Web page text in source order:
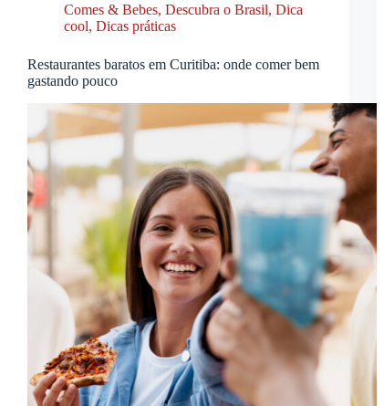
Comes & Bebes, Descubra o Brasil, Dica
cool, Dicas práticas
Restaurantes baratos em Curitiba: onde comer bem
gastando pouco